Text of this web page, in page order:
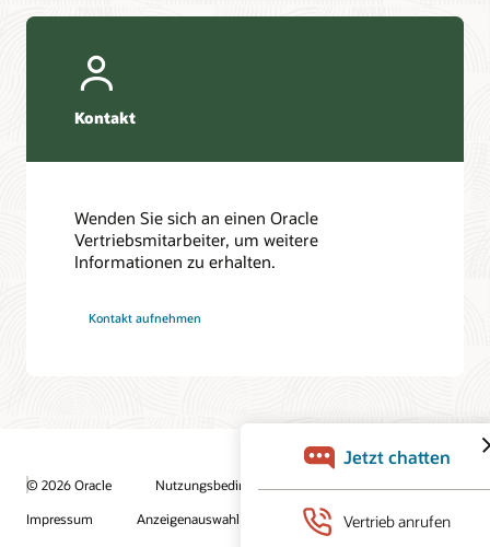
Kontakt
Wenden Sie sich an einen Oracle
Vertriebsmitarbeiter, um weitere
Informationen zu erhalten.
Kontakt aufnehmen
© 2026 Oracle
Nutzungsbedingungen und Datenschutz
Impressum
Anzeigenauswahl Karriere
E-Mails abonnieren